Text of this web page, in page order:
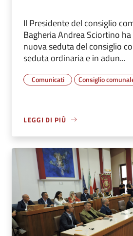
Il Presidente del consiglio
Bagheria Andrea Sciortino
nuova seduta del consiglio
seduta ordinaria e in adun...
Comunicati Consiglio
LEGGI DI PIÙ